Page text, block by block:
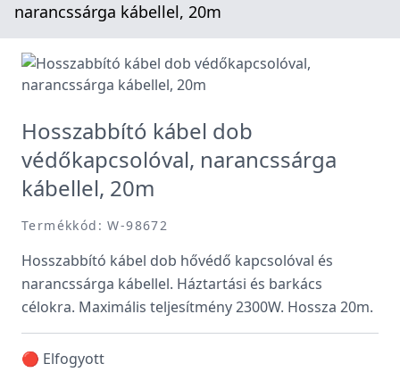
narancssárga kábellel, 20m
Hosszabbító kábel dob
védőkapcsolóval, narancssárga
kábellel, 20m
Termékkód: W-98672
Hosszabbító kábel dob hővédő kapcsolóval és
narancssárga kábellel. Háztartási és barkács
célokra. Maximális teljesítmény 2300W. Hossza 20m.
🔴 Elfogyott